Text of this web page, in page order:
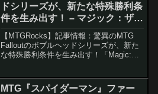
ドシリーズが、新たな特殊勝利条
件を生み出す！ – マジック：ザ・
ギャザリング
【MTGRocks】記事情報：驚異のMTG
Falloutのボブルヘッドシリーズが、新た
な特殊勝利条件を生み出す！「Magic:
カードゲーム）コレク...
MTG『スパイダーマン』ファー